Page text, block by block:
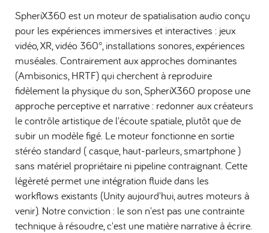
SpheriX360 est un moteur de spatialisation audio conçu
pour les expériences immersives et interactives : jeux
vidéo, XR, vidéo 360°, installations sonores, expériences
muséales. Contrairement aux approches dominantes
(Ambisonics, HRTF) qui cherchent à reproduire
fidèlement la physique du son, SpheriX360 propose une
approche perceptive et narrative : redonner aux créateurs
le contrôle artistique de l'écoute spatiale, plutôt que de
subir un modèle figé. Le moteur fonctionne en sortie
stéréo standard ( casque, haut-parleurs, smartphone )
sans matériel propriétaire ni pipeline contraignant. Cette
légèreté permet une intégration fluide dans les
workflows existants (Unity aujourd'hui, autres moteurs à
venir). Notre conviction : le son n'est pas une contrainte
technique à résoudre, c'est une matière narrative à écrire.